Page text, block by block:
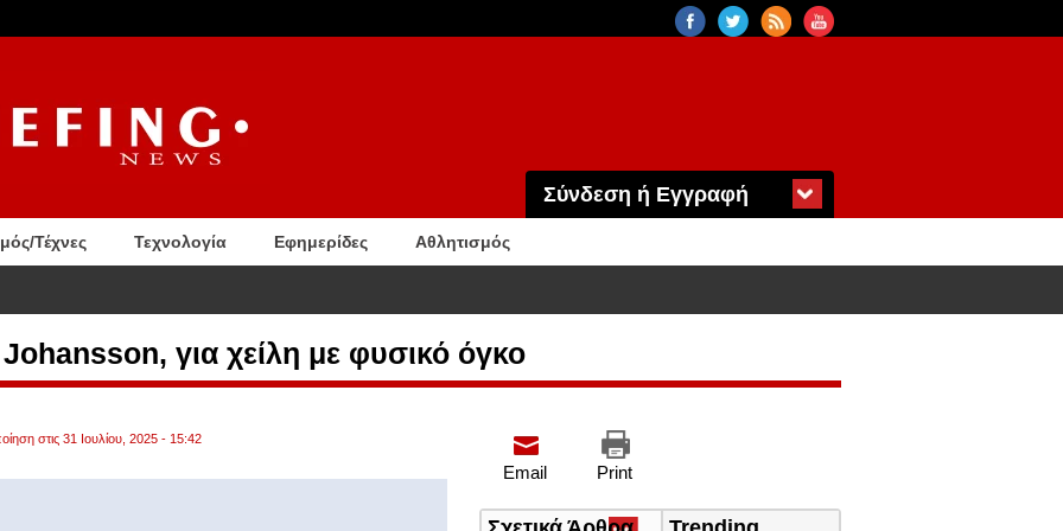
Σύνδεση ή Εγγραφή
Τέχνες Τεχνολογία Εφημερίδες Αθλητισμός
για χείλη με φυσικό όγκο
στις 31 Ιουλίου, 2025 - 15:42
Print
Email